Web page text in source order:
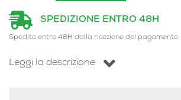
SPEDIZIONE ENTRO 48H
Spedito entro 48H dalla ricezione del pagamento
Leggi la descrizione